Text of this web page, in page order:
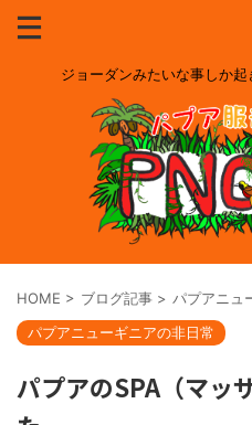
ジョーダンみたいな事しか
HOME > ブログ記事 > パプアニュ
パプアニューギニアの非日常
パプアのSPA（マッ